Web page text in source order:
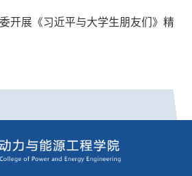
开展《习近平与大学生朋友们》精